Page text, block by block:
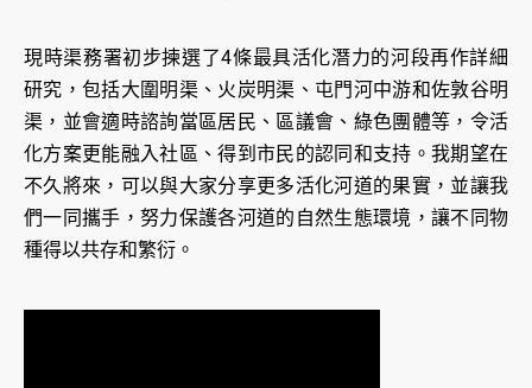
現時渠務署初步揀選了4條最具活化潛力的河段再作詳細
研究，包括大圍明渠、火炭明渠、屯門河中游和佐敦谷明
渠，並會適時諮詢當區居民、區議會、綠色團體等，令活
化方案更能融入社區、得到市民的認同和支持。我期望在
不久將來，可以與大家分享更多活化河道的果實，並讓我
們一同攜手，努力保護各河道的自然生態環境，讓不同物
種得以共存和繁衍。